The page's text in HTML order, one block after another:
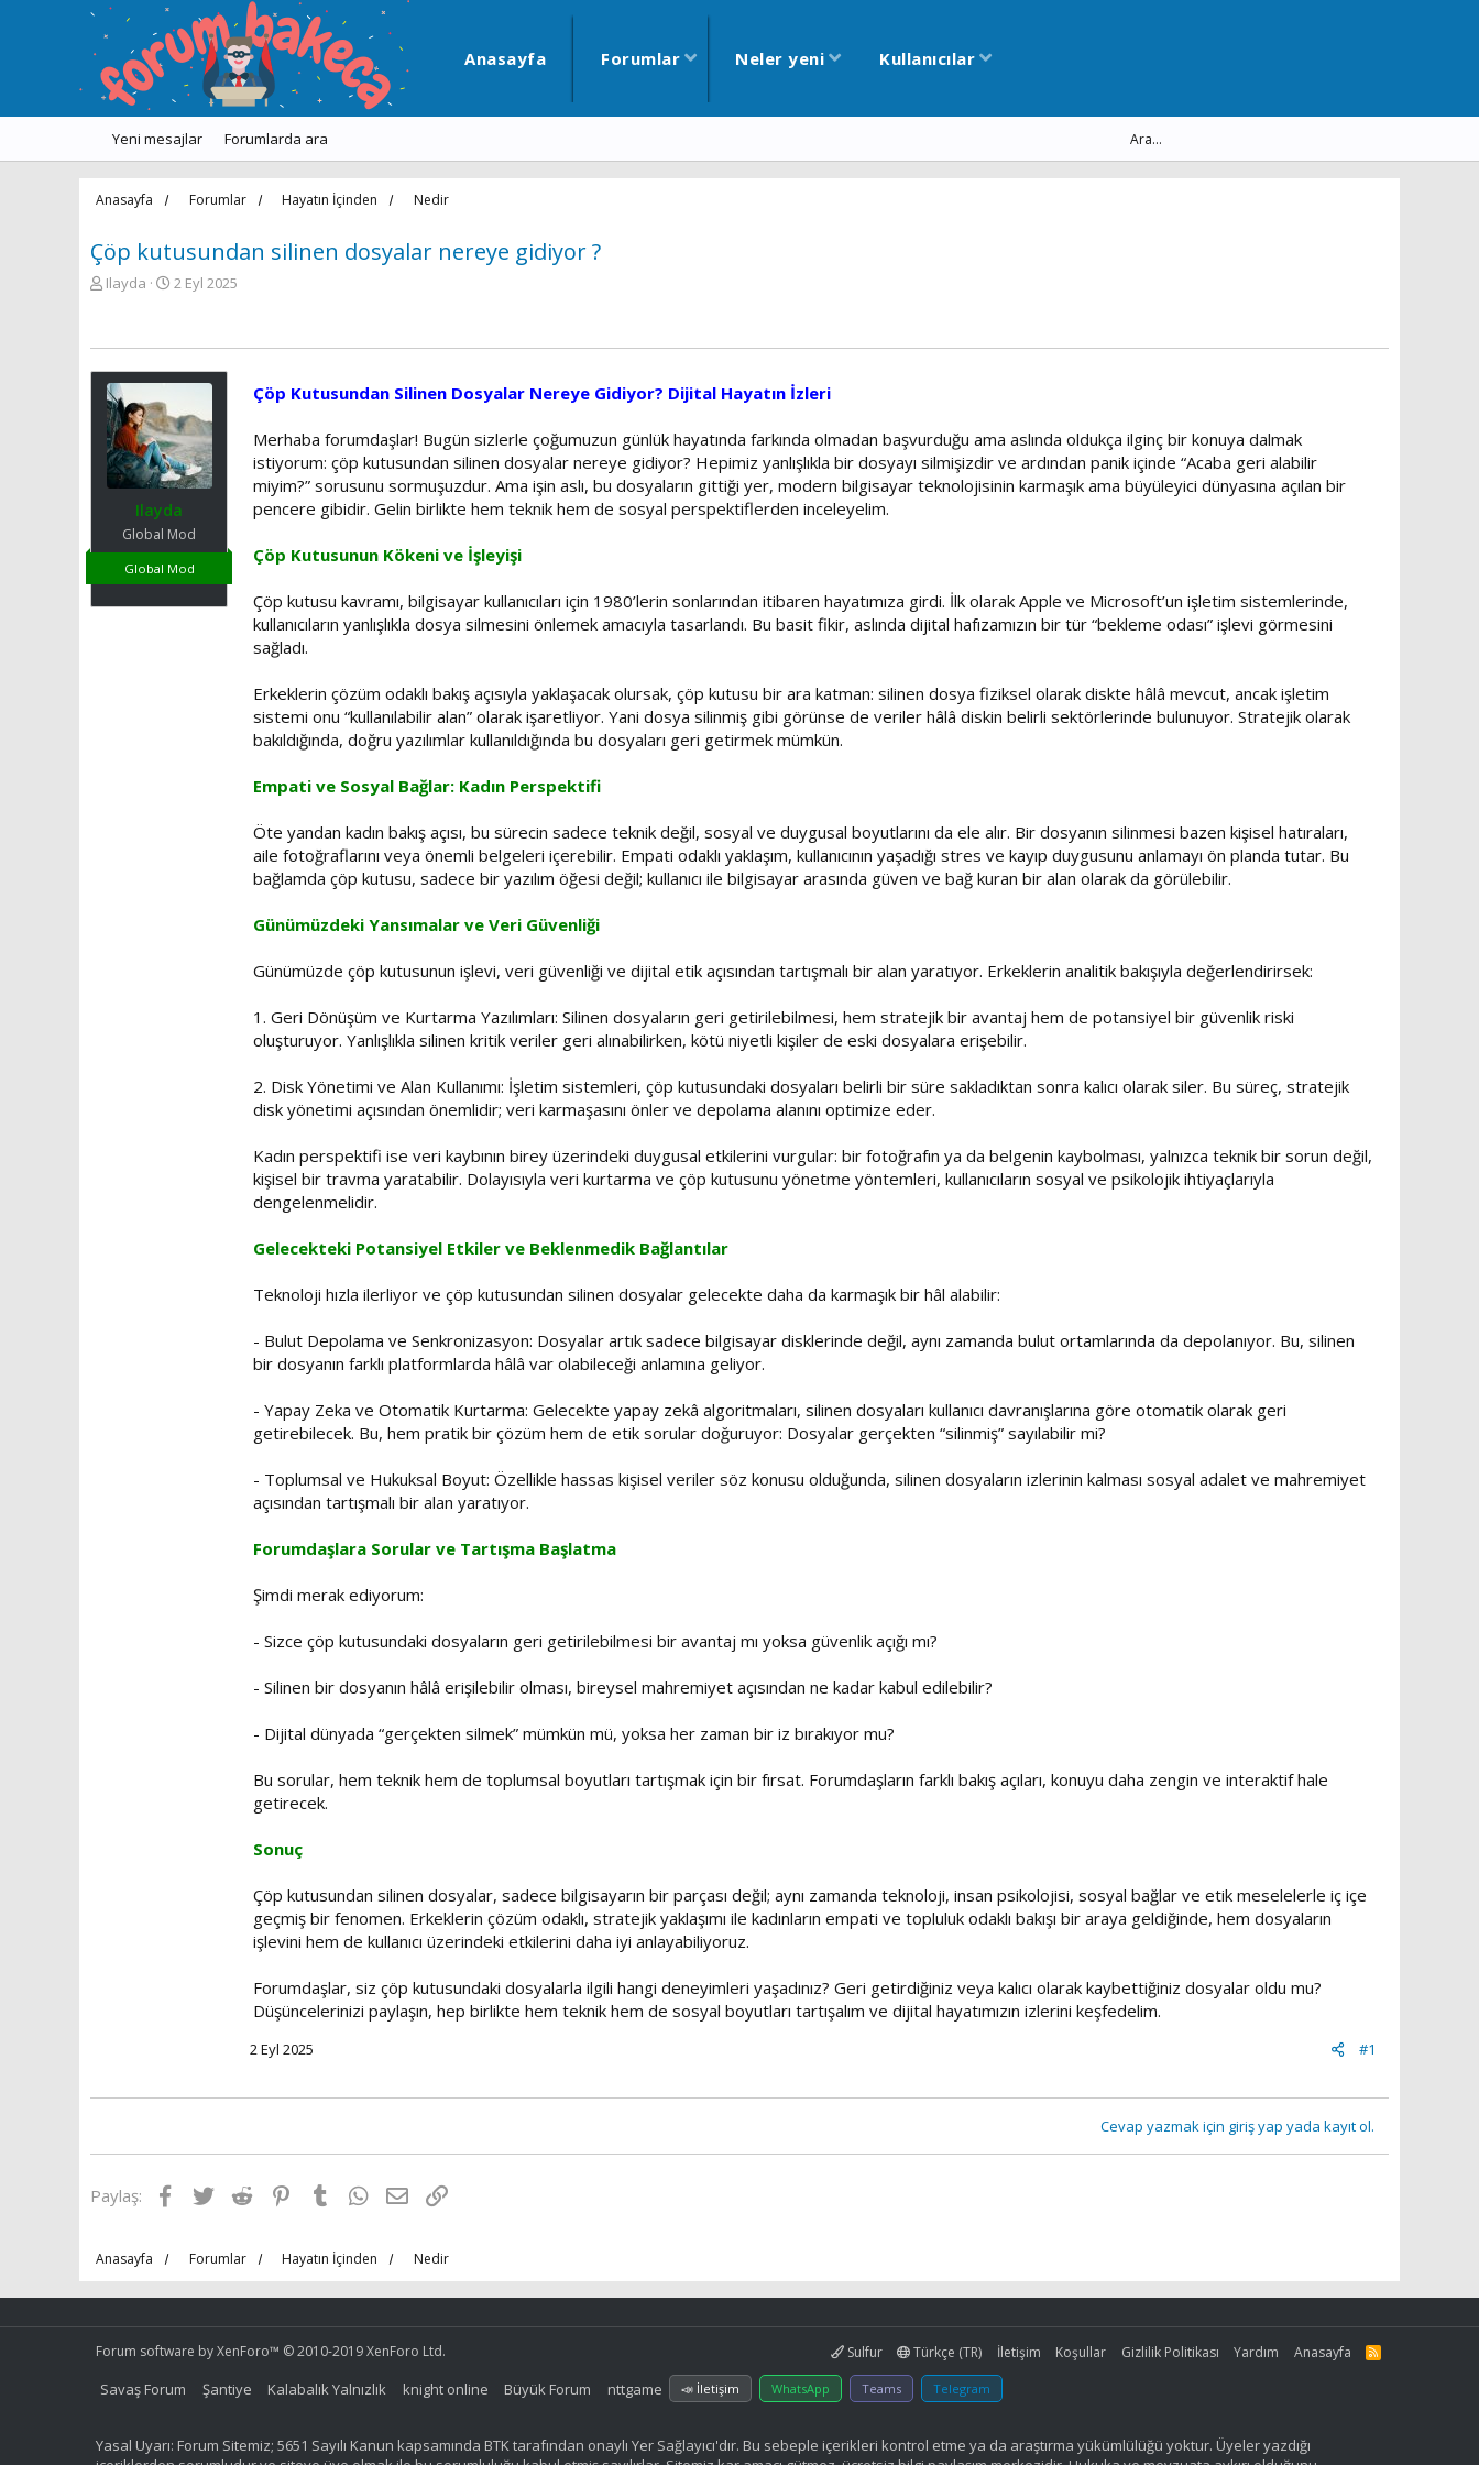
Anasayfa Forumlar Neler yeni Kullanıcılar
Yeni mesajlar Forumlarda ara
Anasayfa Forumlar Hayatın İçinden Nedir
Çöp kutusundan silinen dosyalar nereye gidiyor ?
K
u
b
a
ş
l
Ilayda
B
n
ı
ç
t
a
i
h
i
2 Eyl 2025
Ilayda
Global Mod
Global Mod
Çöp Kutusundan Silinen Dosyalar Nereye Gidiyor? Dijital Hayatın İzleri
Merhaba forumdaşlar! Bugün sizlerle çoğumuzun günlük hayatında farkında olmadan başvurduğu ama aslında oldukça ilginç bir konuya dalmak
istiyorum: çöp kutusundan silinen dosyalar nereye gidiyor? Hepimiz yanlışlıkla bir dosyayı silmişizdir ve ardından panik içinde “Acaba geri alabilir
miyim?” sorusunu sormuşuzdur. Ama işin aslı, bu dosyaların gittiği yer, modern bilgisayar teknolojisinin karmaşık ama büyüleyici dünyasına açılan bir
pencere gibidir. Gelin birlikte hem teknik hem de sosyal perspektiflerden inceleyelim.
Çöp Kutusunun Kökeni ve İşleyişi
Çöp kutusu kavramı, bilgisayar kullanıcıları için 1980’lerin sonlarından itibaren hayatımıza girdi. İlk olarak Apple ve Microsoft’un işletim sistemlerinde,
kullanıcıların yanlışlıkla dosya silmesini önlemek amacıyla tasarlandı. Bu basit fikir, aslında dijital hafızamızın bir tür “bekleme odası” işlevi görmesini
sağladı.
Erkeklerin çözüm odaklı bakış açısıyla yaklaşacak olursak, çöp kutusu bir ara katman: silinen dosya fiziksel olarak diskte hâlâ mevcut, ancak işletim
sistemi onu “kullanılabilir alan” olarak işaretliyor. Yani dosya silinmiş gibi görünse de veriler hâlâ diskin belirli sektörlerinde bulunuyor. Stratejik olarak
bakıldığında, doğru yazılımlar kullanıldığında bu dosyaları geri getirmek mümkün.
Empati ve Sosyal Bağlar: Kadın Perspektifi
Öte yandan kadın bakış açısı, bu sürecin sadece teknik değil, sosyal ve duygusal boyutlarını da ele alır. Bir dosyanın silinmesi bazen kişisel hatıraları,
aile fotoğraflarını veya önemli belgeleri içerebilir. Empati odaklı yaklaşım, kullanıcının yaşadığı stres ve kayıp duygusunu anlamayı ön planda tutar. Bu
bağlamda çöp kutusu, sadece bir yazılım öğesi değil; kullanıcı ile bilgisayar arasında güven ve bağ kuran bir alan olarak da görülebilir.
Günümüzdeki Yansımalar ve Veri Güvenliği
Günümüzde çöp kutusunun işlevi, veri güvenliği ve dijital etik açısından tartışmalı bir alan yaratıyor. Erkeklerin analitik bakışıyla değerlendirirsek:
1. Geri Dönüşüm ve Kurtarma Yazılımları: Silinen dosyaların geri getirilebilmesi, hem stratejik bir avantaj hem de potansiyel bir güvenlik riski
oluşturuyor. Yanlışlıkla silinen kritik veriler geri alınabilirken, kötü niyetli kişiler de eski dosyalara erişebilir.
2. Disk Yönetimi ve Alan Kullanımı: İşletim sistemleri, çöp kutusundaki dosyaları belirli bir süre sakladıktan sonra kalıcı olarak siler. Bu süreç, stratejik
disk yönetimi açısından önemlidir; veri karmaşasını önler ve depolama alanını optimize eder.
Kadın perspektifi ise veri kaybının birey üzerindeki duygusal etkilerini vurgular: bir fotoğrafın ya da belgenin kaybolması, yalnızca teknik bir sorun değil,
kişisel bir travma yaratabilir. Dolayısıyla veri kurtarma ve çöp kutusunu yönetme yöntemleri, kullanıcıların sosyal ve psikolojik ihtiyaçlarıyla
dengelenmelidir.
Gelecekteki Potansiyel Etkiler ve Beklenmedik Bağlantılar
Teknoloji hızla ilerliyor ve çöp kutusundan silinen dosyalar gelecekte daha da karmaşık bir hâl alabilir:
- Bulut Depolama ve Senkronizasyon: Dosyalar artık sadece bilgisayar disklerinde değil, aynı zamanda bulut ortamlarında da depolanıyor. Bu, silinen
bir dosyanın farklı platformlarda hâlâ var olabileceği anlamına geliyor.
- Yapay Zeka ve Otomatik Kurtarma: Gelecekte yapay zekâ algoritmaları, silinen dosyaları kullanıcı davranışlarına göre otomatik olarak geri
getirebilecek. Bu, hem pratik bir çözüm hem de etik sorular doğuruyor: Dosyalar gerçekten “silinmiş” sayılabilir mi?
- Toplumsal ve Hukuksal Boyut: Özellikle hassas kişisel veriler söz konusu olduğunda, silinen dosyaların izlerinin kalması sosyal adalet ve mahremiyet
açısından tartışmalı bir alan yaratıyor.
Forumdaşlara Sorular ve Tartışma Başlatma
Şimdi merak ediyorum:
- Sizce çöp kutusundaki dosyaların geri getirilebilmesi bir avantaj mı yoksa güvenlik açığı mı?
- Silinen bir dosyanın hâlâ erişilebilir olması, bireysel mahremiyet açısından ne kadar kabul edilebilir?
- Dijital dünyada “gerçekten silmek” mümkün mü, yoksa her zaman bir iz bırakıyor mu?
Bu sorular, hem teknik hem de toplumsal boyutları tartışmak için bir fırsat. Forumdaşların farklı bakış açıları, konuyu daha zengin ve interaktif hale
getirecek.
Sonuç
Çöp kutusundan silinen dosyalar, sadece bilgisayarın bir parçası değil; aynı zamanda teknoloji, insan psikolojisi, sosyal bağlar ve etik meselelerle iç içe
geçmiş bir fenomen. Erkeklerin çözüm odaklı, stratejik yaklaşımı ile kadınların empati ve topluluk odaklı bakışı bir araya geldiğinde, hem dosyaların
işlevini hem de kullanıcı üzerindeki etkilerini daha iyi anlayabiliyoruz.
Forumdaşlar, siz çöp kutusundaki dosyalarla ilgili hangi deneyimleri yaşadınız? Geri getirdiğiniz veya kalıcı olarak kaybettiğiniz dosyalar oldu mu?
Düşüncelerinizi paylaşın, hep birlikte hem teknik hem de sosyal boyutları tartışalım ve dijital hayatımızın izlerini keşfedelim.
#1
2 Eyl 2025
Cevap yazmak için giriş yap yada kayıt ol.
Paylaş: Facebook
TwitterReddit Pinterest
Tumblr WhatsApp
E-postaLink
Anasayfa Forumlar Hayatın İçinden Nedir
Forum software by XenForo™ © 2010-2019 XenForo Ltd. Sulfur Türkçe (TR) İletişim Koşullar Gizlilik Politikası Yardım Anasayfa
R
S
Savaş Forum Şantiye Kalabalık Yalnızlık knight online Büyük Forum nttgame 📣 İletişim WhatsApp Teams Telegram
Yasal Uyarı: Forum Sitemiz; 5651 Sayılı Kanun kapsamında BTK tarafından onaylı Yer Sağlayıcı'dır. Bu sebeple içerikleri kontrol etme ya da araştırma yükümlülüğü yoktur. Üyeler yazdığı